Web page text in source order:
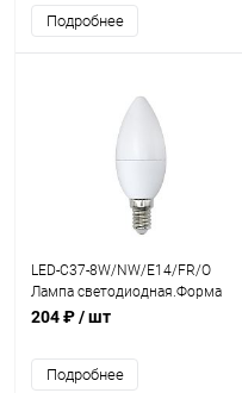
Подробнее
LED-C37-8W/NW/E14/FR/O
Лампа светодиодная.Форма
свеча матовая.Белый
204 ₽/ шт
Подробнее